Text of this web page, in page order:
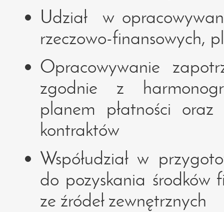
Udział w
rzeczowo-finansowych,
Opracowywanie
zgodnie z
planem płatności
kontraktów
Współudział w
do pozyskania środków
ze źródeł zewnętrznych